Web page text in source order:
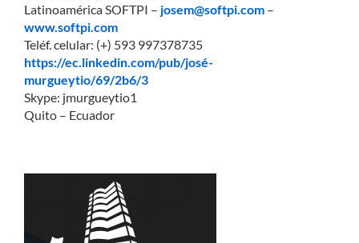
18H50
Presentación de la App Gestión de Relaciones con los
Preguntas y respuestas
19H30
Refrigerio, contactos y cierre
Latinoamérica SOFTPI – josem@softpi.com –
www.softpi.com
Teléf. celular: (+) 593 997378735
https://ec.linkedin.com/pub/josé-
murgueytio/69/2b6/3
Skype: jmurgueytio1
Quito – Ecuador